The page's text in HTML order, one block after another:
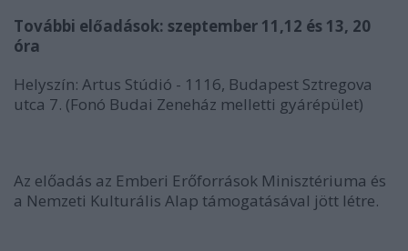
További előadások: szeptember 11,12 és 13, 20
óra
Helyszín: Artus Stúdió - 1116, Budapest Sztregova
utca 7. (Fonó Budai Zeneház melletti gyárépület)
Az előadás az Emberi Erőforrások Minisztériuma és
a Nemzeti Kulturális Alap támogatásával jött létre.